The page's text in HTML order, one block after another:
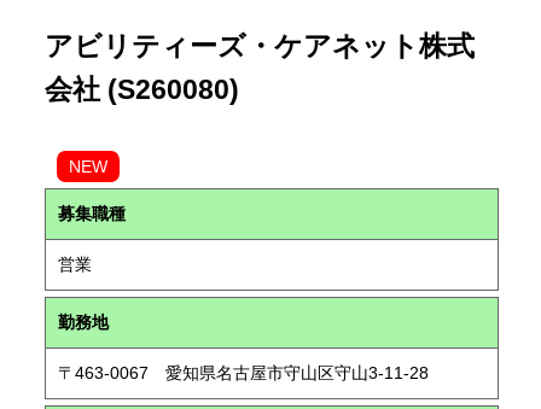
アビリティーズ・ケアネット株式
会社 (S260080)
NEW
募集職種
営業
勤務地
〒463-0067 愛知県名古屋市守山区守山3-11-28